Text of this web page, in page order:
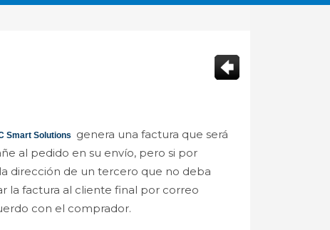
Smart Solutions
genera una factura que será
al pedido en su envío, pero si por
dirección de un tercero que no deba
la factura al cliente final por correo
con el comprador.